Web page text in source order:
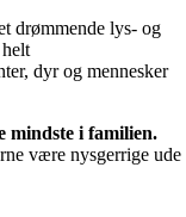
drømmende lys- og
dyr og mennesker
mindste i familien.
være nysgerrige ude